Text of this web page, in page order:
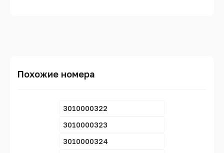
Похожие номера
3010000322
3010000323
3010000324